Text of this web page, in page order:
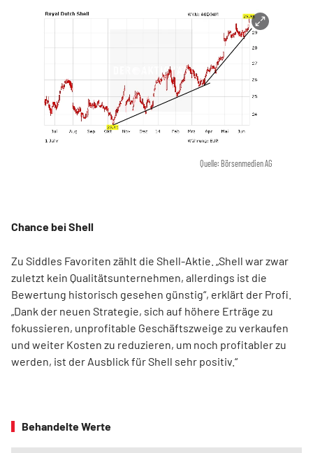
Quelle: Börsenmedien AG
Chance bei Shell
Zu Siddles Favoriten zählt die Shell-Aktie. „Shell war zwar
zuletzt kein Qualitätsunternehmen, allerdings ist die
Bewertung historisch gesehen günstig“, erklärt der Profi.
„Dank der neuen Strategie, sich auf höhere Erträge zu
fokussieren, unprofitable Geschäftszweige zu verkaufen
und weiter Kosten zu reduzieren, um noch profitabler zu
werden, ist der Ausblick für Shell sehr positiv.“
Behandelte Werte